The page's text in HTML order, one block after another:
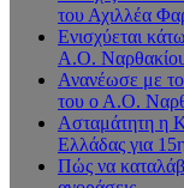
του Αχιλλέα
Ενισχύεται
Α.Ο.
Ανανέωσε με
του ο Α.Ο.
Ασταμάτητη η
Ελλάδας για
Πώς να